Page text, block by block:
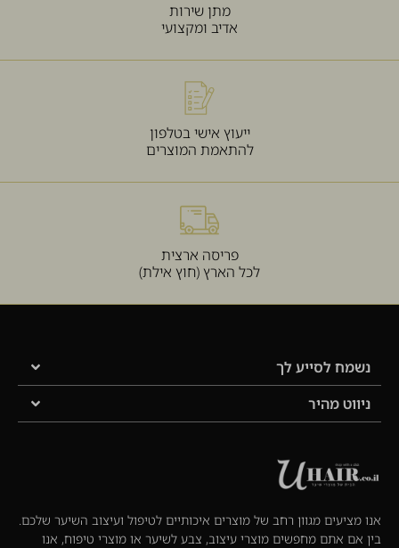
מתן שירות
אדיב ומקצועי
ייעוץ אישי בטלפון
להתאמת המוצרים
פריסה ארצית
לכל הארץ (חוץ אילת)
אנו מציעים מגוון רחב של מוצרים איכותיים לטיפול ועיצוב השיער שלכם.
בין אם אתם מחפשים מוצרי עיצוב, צבע לשיער או מוצרי טיפוח, אנו
נשמח לסייע לך
ניווט מהיר